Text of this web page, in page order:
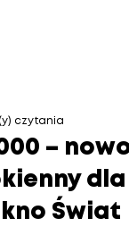
–
Świat
czytania